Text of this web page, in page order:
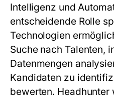
Intelligenz und
entscheidende Rolle
Technologien
Suche nach Talenten,
Datenmengen
Kandidaten zu
bewerten. Headhunter